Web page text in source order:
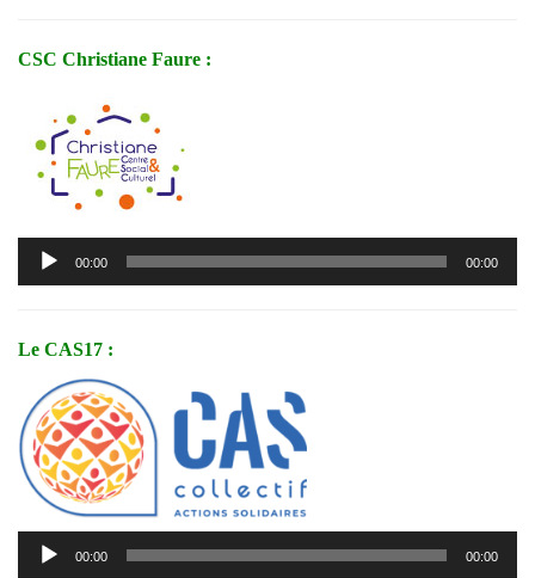
CSC Christiane Faure :
Lecteur
audio
00:00 00:00
Le CAS17 :
Lecteur
audio
00:00 00:00